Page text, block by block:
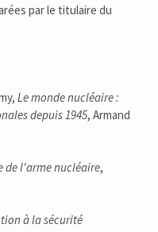
par le titulaire du
Le monde nucléaire :
depuis 1945, Armand
de l'arme nucléaire,
à la sécurité